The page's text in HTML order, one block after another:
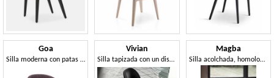
Goa
Silla moderna con patas de madera.
Vivian
Silla tapizada con un diseño contemporáneo
Magba
Silla acolchada, homologada ignífuga clase 1 IM.